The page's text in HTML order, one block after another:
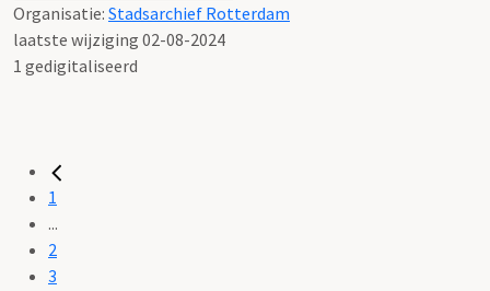
Organisatie: Stadsarchief Rotterdam
laatste wijziging 02-08-2024
1 gedigitaliseerd
1
...
2
3